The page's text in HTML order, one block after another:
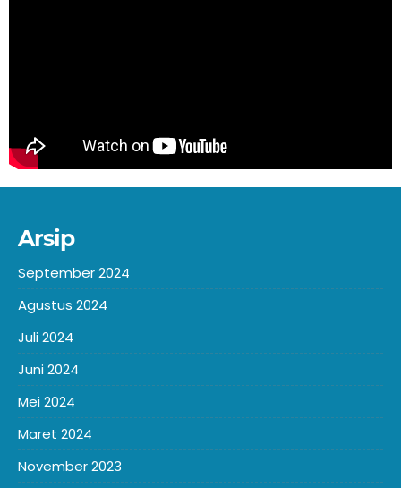
Arsip
September 2024
Agustus 2024
Juli 2024
Juni 2024
Mei 2024
Maret 2024
November 2023